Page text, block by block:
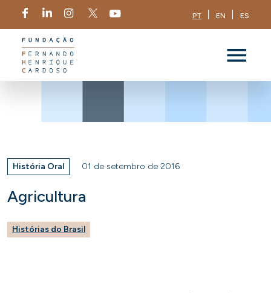
PT EN ES
História Oral 01 de setembro de 2016
Agricultura
Histórias do Brasil